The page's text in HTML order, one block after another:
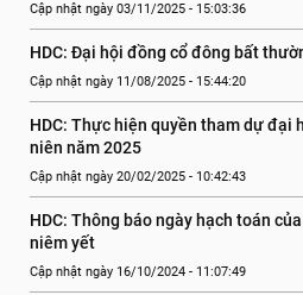
Cập nhật ngày 03/11/2025 - 15:03:36
HDC: Đại hội đồng cổ đông bất
Cập nhật ngày 11/08/2025 - 15:44:20
HDC: Thực hiện quyền tham dự đại
niên năm 2025
Cập nhật ngày 20/02/2025 - 10:42:43
HDC: Thông báo ngày hạch toán
niêm yết
Cập nhật ngày 16/10/2024 - 11:07:49